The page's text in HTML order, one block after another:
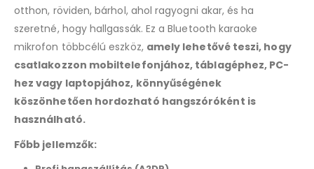
otthon, röviden, bárhol, ahol ragyogni akar, és ha
szeretné, hogy hallgassák. Ez a Bluetooth karaoke
mikrofon többcélú eszköz, amely lehetővé teszi, hogy
csatlakozzon mobiltelefonjához, táblagéphez, PC-
hez vagy laptopjához, könnyűségének
köszönhetően hordozható hangszóróként is
használható.
Főbb jellemzők: